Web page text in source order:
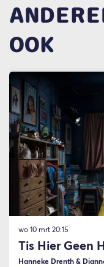
OOK
Tis Hier Geen
Hanneke Drenth &
wo 10 mrt 20:15